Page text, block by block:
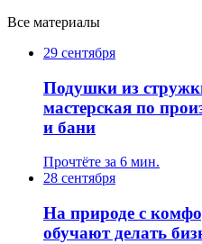
Все материалы
29 сентября
Подушки из
мастерская по
и бани
Прочтёте за 6 мин.
28 сентября
На природе с
обучают делать